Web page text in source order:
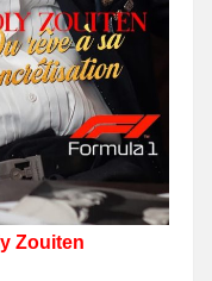
Zouiten